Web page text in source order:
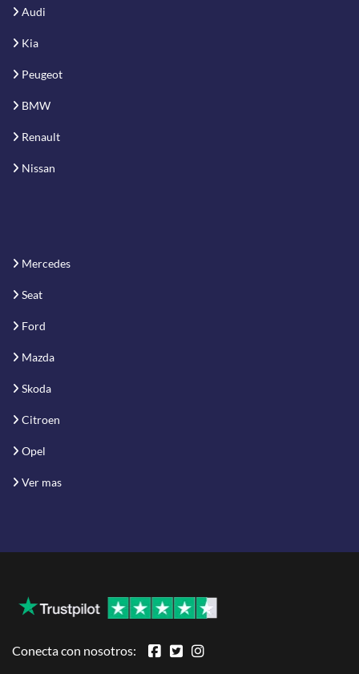
Audi
Kia
Peugeot
BMW
Renault
Nissan
Mercedes
Seat
Ford
Mazda
Skoda
Citroen
Opel
Ver mas
Conecta con nosotros: